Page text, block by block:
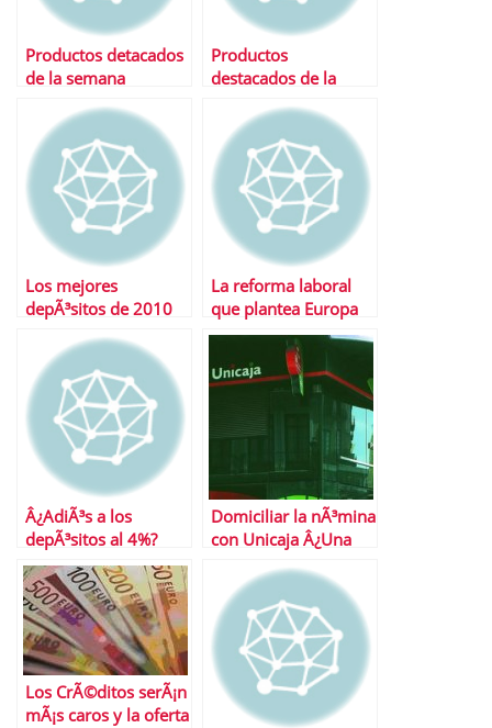
Productos detacados
de la semana
Productos
destacados de la
Los mejores
depÃ³sitos de 2010
La reforma laboral
que plantea Europa
Â¿AdiÃ³s a los
depÃ³sitos al 4%?
Domiciliar la nÃ³mina
con Unicaja Â¿Una
Los CrÃ©ditos serÃ¡n
mÃ¡s caros y la oferta